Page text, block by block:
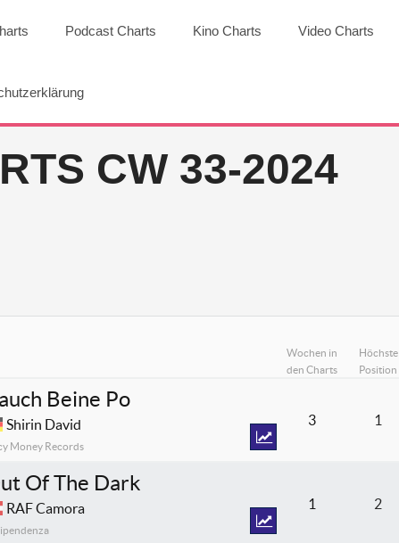
Podcast Charts Kino Charts Video Charts
CW 33-2024
Wochen in
den Charts
Höchste
Position
Beine Po
Shirin David
Money Records
3 1
Of The Dark
RAF Camora 1 2